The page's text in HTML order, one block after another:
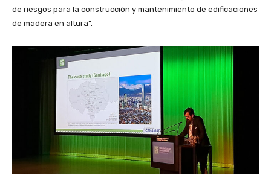
de riesgos para la construcción y mantenimiento de edificaciones
de madera en altura”.